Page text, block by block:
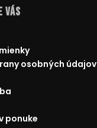
osobných údajov
ponuke